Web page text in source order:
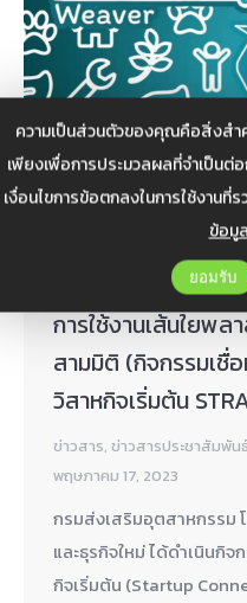
ความเป็นส่วนตัวของคุณคือสิ่งส
เพียงเพื่อการประมวลผลที่จำเป็น
เงื่อนไขการข้อตกลงในการใช้งานที่
ข้อมู
ยอมรับ
ประชาสัมพันธ์ ร่วม
การใช้งานเส้นใยพ
สามมิติ (กิจกรรมเชื่
วิสาหกิจเริ่มต้น
ข่าวสาร, ข่าวสารประชาสัมพัน
พฤษภาคม 17, 2023
กรมส่งเสริมอุตสาหกรรม
และธุรกิจใหม่ ได้ดำเนินกิ
กิจเริ่มต้น (Startup